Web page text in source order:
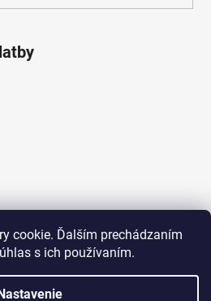
cookie. Ďalším prechádzaním
s ich používaním.
Shoptet